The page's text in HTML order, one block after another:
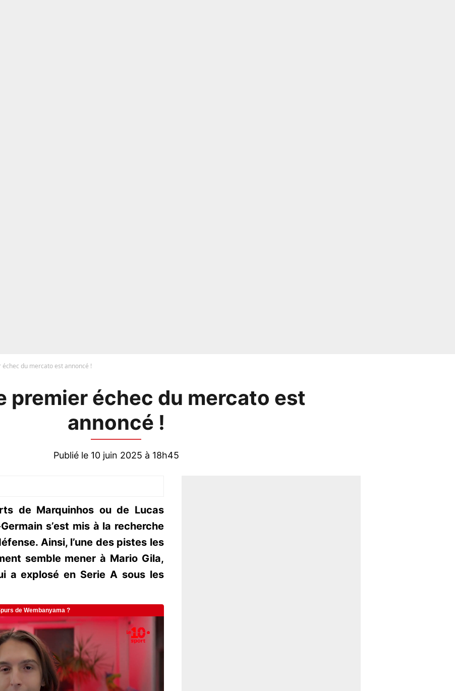
échec du mercato est annoncé !
premier échec du mercato est
annoncé !
Publié le 10 juin 2025 à 18h45
de Marquinhos ou de Lucas
s’est mis à la recherche
Ainsi, l’une des pistes les
semble mener à Mario Gila,
a explosé en Serie A sous les